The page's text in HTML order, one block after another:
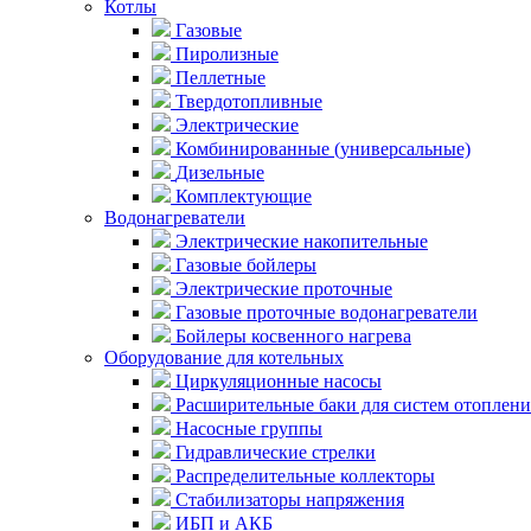
Котлы
Газовые
Пиролизные
Пеллетные
Твердотопливные
Электрические
Комбинированные (универсальные)
Дизельные
Комплектующие
Водонагреватели
Электрические накопительные
Газовые бойлеры
Электрические проточные
Газовые проточные водонагреватели
Бойлеры косвенного нагрева
Оборудование для котельных
Циркуляционные насосы
Расширительные баки для систем
Насосные группы
Гидравлические стрелки
Распределительные коллекторы
Стабилизаторы напряжения
ИБП и АКБ